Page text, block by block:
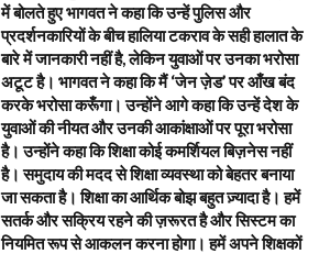
में बोलते हुए भागवत ने कहा कि उन्हें पुलिस और
प्रदर्शनकारियों के बीच हालिया टकराव के सही हालात के
बारे में जानकारी नहीं है, लेकिन युवाओं पर उनका भरोसा
अटूट है। भागवत ने कहा कि मैं ‘जेन ज़ेड’ पर आँख बंद
करके भरोसा करूँगा। उन्होंने आगे कहा कि उन्हें देश के
युवाओं की नीयत और उनकी आकांक्षाओं पर पूरा भरोसा
है। उन्होंने कहा कि शिक्षा कोई कमर्शियल बिज़नेस नहीं
है। समुदाय की मदद से शिक्षा व्यवस्था को बेहतर बनाया
जा सकता है। शिक्षा का आर्थिक बोझ बहुत ज़्यादा है। हमें
सतर्क और सक्रिय रहने की ज़रूरत है और सिस्टम का
नियमित रूप से आकलन करना होगा। हमें अपने शिक्षकों